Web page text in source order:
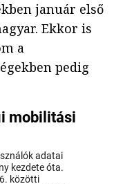
január első
Ekkor is
a
pedig